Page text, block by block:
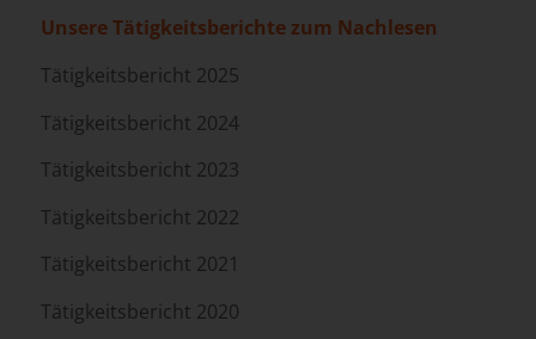
Unsere Tätigkeitsberichte zum Nachlesen
Tätigkeitsbericht 2025
Tätigkeitsbericht 2024
Tätigkeitsbericht 2023
Tätigkeitsbericht 2022
Tätigkeitsbericht 2021
Tätigkeitsbericht 2020